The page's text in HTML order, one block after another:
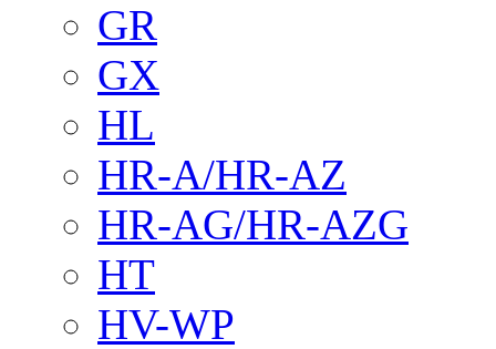
GR
GX
HL
HR-A/HR-AZ
HR-AG/HR-AZG
HT
HV-WP